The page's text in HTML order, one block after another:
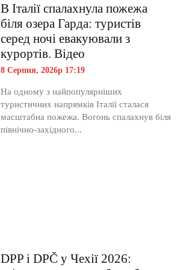
В Італії спалахнула пожежа
біля озера Гарда: туристів
серед ночі евакуювали з
курортів. Відео
8 Серпня, 2026р 17:19
На одному з найпопулярніших
туристичних напрямків Італії сталася
масштабна пожежа. Вогонь спалахнув біля
північно-західного...
DPP і DPČ у Чехії 2026: